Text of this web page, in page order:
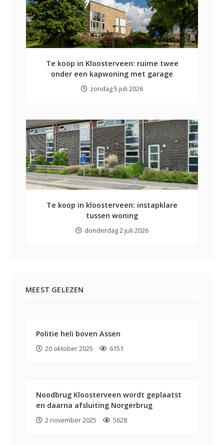
Te koop in Kloosterveen: ruime twee
onder een kapwoning met garage
zondag 5 juli 2026
Te koop in kloosterveen: instapklare
tussen woning
donderdag 2 juli 2026
MEEST GELEZEN
Politie heli boven Assen
20 oktober 2025 6151
Noodbrug Kloosterveen wordt geplaatst
en daarna afsluiting Norgerbrug
2 november 2025 5628